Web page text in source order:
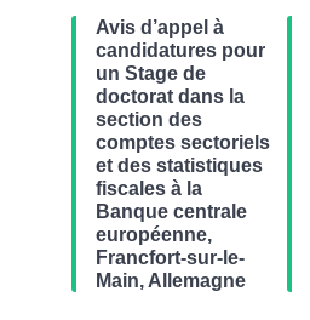
Avis d’appel à
candidatures pour
un Stage de
doctorat dans la
section des
comptes sectoriels
et des statistiques
fiscales à la
Banque centrale
européenne,
Francfort-sur-le-
Main, Allemagne